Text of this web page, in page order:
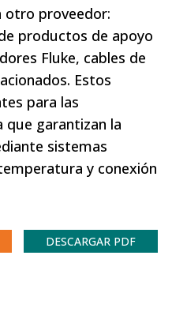
otro proveedor:
productos de apoyo
Fluke, cables de
Estos
para las
que garantizan la
sistemas
y conexión
DESCARGAR PDF